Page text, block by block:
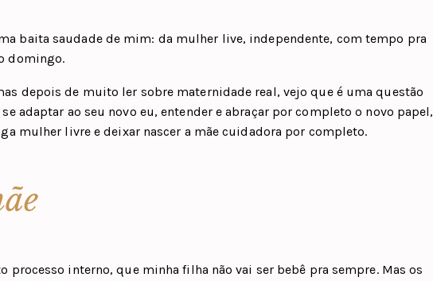
baita saudade de mim: da mulher live, independente, com tempo pra
domingo.
depois de muito ler sobre maternidade real, vejo que é uma questão
adaptar ao seu novo eu, entender e abraçar por completo o novo papel,
mulher livre e deixar nascer a mãe cuidadora por completo.
interno, que minha filha não vai ser bebê pra sempre. Mas os